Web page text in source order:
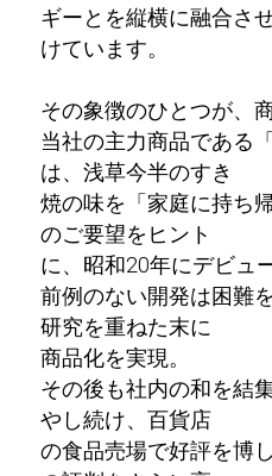
ギーとを縦横に融合さ
けています。
その象徴のひとつが、
当社の主力商品である
は、浅草今半のすき
焼の味を「家庭に持ち
のご要望をヒント
に、昭和20年にデビュ
前例のない開発は困難
研究を重ねた末に
商品化を実現。
その後も社内の和を結
やし続け、百貨店
の食品売場で好評を博